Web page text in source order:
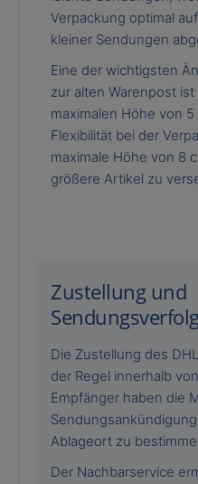
Verpackung optimal
kleiner Sendungen
Eine der wichtigsten
zur alten Warenpost
maximalen Höhe von
Flexibilität bei der
maximale Höhe von 8
größere Artikel zu
Zustellung und
Die Zustellung des
der Regel innerhalb
Empfänger haben die
Ablageort zu
Der Nachbarservice